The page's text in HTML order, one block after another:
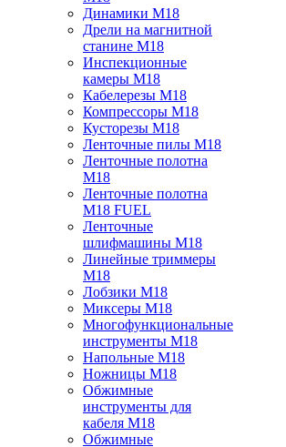
Динамики M18
Дрели на магнитной
станине M18
Инспекционные
камеры M18
Кабелерезы M18
Компрессоры M18
Кусторезы M18
Ленточные пилы M18
Ленточные полотна
M18
Ленточные полотна
M18 FUEL
Ленточные
шлифмашины M18
Линейные триммеры
M18
Лобзики M18
Миксеры M18
Многофункциональные
инструменты M18
Напольные M18
Ножницы M18
Обжимные
инструменты для
кабеля M18
Обжимные